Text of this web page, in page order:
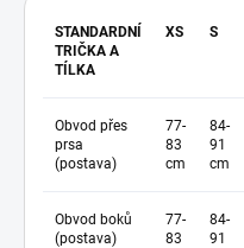
STANDARDNÍ
TRIČKA A
TÍLKA
XS S
Obvod přes
prsa
(postava)
77-
83
cm
84-
91
cm
Obvod boků
(postava)
77-
83
84-
91